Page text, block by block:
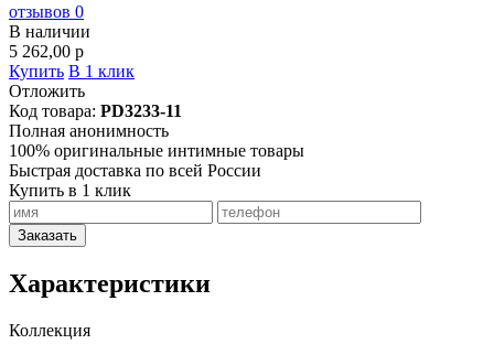
отзывов 0
В наличии
5 262,00 p
Купить В 1 клик
Отложить
Код товара: PD3233-11
Полная анонимность
100% оригинальные интимные товары
Быстрая доставка по всей России
Купить в 1 клик
Заказать
Характеристики
Коллекция